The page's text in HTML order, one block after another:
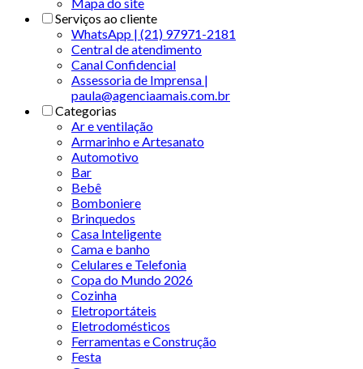
Serviços ao cliente
WhatsApp | (21) 97971-2181
Central de atendimento
Canal Confidencial
Assessoria de Imprensa |
paula@agenciaamais.com.br
Categorias
Ar e ventilação
Armarinho e Artesanato
Automotivo
Bar
Bebê
Bomboniere
Brinquedos
Casa Inteligente
Cama e banho
Celulares e Telefonia
Copa do Mundo 2026
Cozinha
Eletroportáteis
Eletrodomésticos
Ferramentas e Construção
Festa